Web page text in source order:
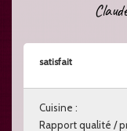
satisfait
Cuisine :
Rapport qualité /